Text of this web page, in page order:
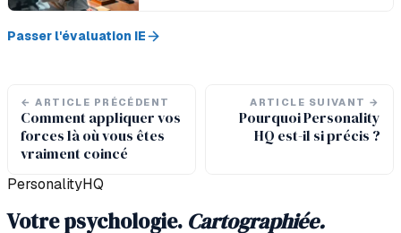
Passer l'évaluation IE
←ARTICLE PRÉCÉDENT
Comment appliquer vos
forces là où vous êtes
vraiment coincé
ARTICLE SUIVANT →
Pourquoi Personality
HQ est-il si précis ?
PersonalityHQ
Votre psychologie. Cartographiée.